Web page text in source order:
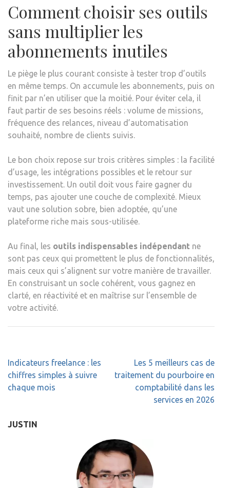
Comment choisir ses outils
sans multiplier les
abonnements inutiles
Le piège le plus courant consiste à tester trop d’outils
en même temps. On accumule les abonnements, puis on
finit par n’en utiliser que la moitié. Pour éviter cela, il
faut partir de ses besoins réels : volume de missions,
fréquence des relances, niveau d’automatisation
souhaité, nombre de clients suivis.
Le bon choix repose sur trois critères simples : la facilité
d’usage, les intégrations possibles et le retour sur
investissement. Un outil doit vous faire gagner du
temps, pas ajouter une couche de complexité. Mieux
vaut une solution sobre, bien adoptée, qu’une
plateforme riche mais sous-utilisée.
Au final, les outils indispensables indépendant ne
sont pas ceux qui promettent le plus de fonctionnalités,
mais ceux qui s’alignent sur votre manière de travailler.
En construisant un socle cohérent, vous gagnez en
clarté, en réactivité et en maîtrise sur l’ensemble de
votre activité.
Navigation
de
l’article
Indicateurs freelance : les
chiffres simples à suivre
chaque mois
Les 5 meilleurs cas de
traitement du pourboire en
comptabilité dans les
services en 2026
JUSTIN